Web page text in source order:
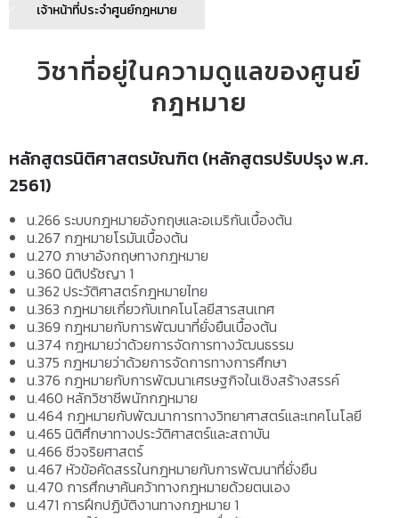
เจ้าหน้าที่ประจำศูนย์กฎหมาย
วิชาที่อยู่ในความดูแลของศูนย์
กฎหมาย
หลักสูตรนิติศาสตรบัณฑิต (หลักสูตรปรับปรุง พ.ศ.
2561)
น.266 ระบบกฎหมายอังกฤษและอเมริกันเบื้องต้น
น.267 กฎหมายโรมันเบื้องต้น
น.270 ภาษาอังกฤษทางกฎหมาย
น.360 นิติปรัชญา 1
น.362 ประวัติศาสตร์กฎหมายไทย
น.363 กฎหมายเกี่ยวกับเทคโนโลยีสารสนเทศ
น.369 กฎหมายกับการพัฒนาที่ยั่งยืนเบื้องต้น
น.374 กฎหมายว่าด้วยการจัดการทางวัฒนธรรม
น.375 กฎหมายว่าด้วยการจัดการทางการศึกษา
น.376 กฎหมายกับการพัฒนาเศรษฐกิจในเชิงสร้างสรรค์
น.460 หลักวิชาชีพนักกฎหมาย
น.464 กฎหมายกับพัฒนาการทางวิทยาศาสตร์และเทคโนโลยี
น.465 นิติศึกษาทางประวัติศาสตร์และสถาบัน
น.466 ชีวจริยศาสตร์
น.467 หัวข้อคัดสรรในกฎหมายกับการพัฒนาที่ยั่งยืน
น.470 การศึกษาค้นคว้าทางกฎหมายด้วยตนเอง
น.471 การฝึกปฏิบัติงานทางกฎหมาย 1